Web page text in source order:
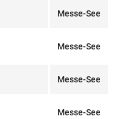
Messe-See
Messe-See
Messe-See
Messe-See